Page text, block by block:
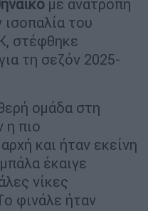
με ανατροπή
του
στέφθηκε
τη σεζόν 2025-
ομάδα στη
η πιο
και ήταν εκείνη
έκαιγε
νίκες
φινάλε ήταν